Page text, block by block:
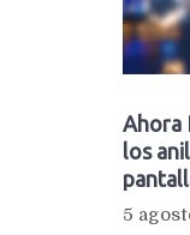
Ahora
los
5